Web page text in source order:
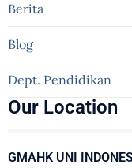
Berita
Blog
Dept. Pendidikan
Our Location
GMAHK UNI